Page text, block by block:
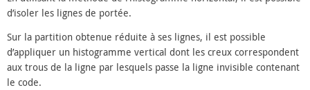
d’isoler les lignes de portée.
Sur la partition obtenue réduite à ses lignes, il est possible
d’appliquer un histogramme vertical dont les creux correspondent
aux trous de la ligne par lesquels passe la ligne invisible contenant
le code.